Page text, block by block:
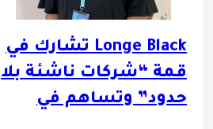
Longe Black تشارك في
قمة “شركات ناشئة بلا
حدود” وتساهم في